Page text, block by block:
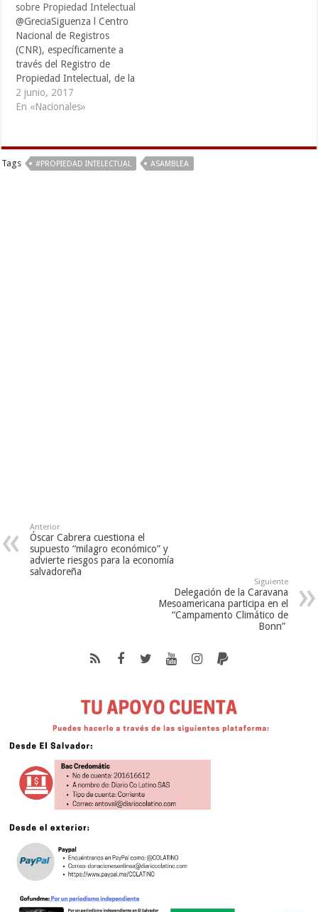
sobre Propiedad Intelectual
@GreciaSiguenza l Centro
Nacional de Registros
(CNR), específicamente a
través del Registro de
Propiedad Intelectual, de la
mano de la Secretaría
Ejecutiva del Sistema de
llevó a cabo un taller donde
se habló de la importancia
2 junio, 2017
En «Nacionales»
Tags #PROPIEDAD INTELECTUAL ASAMBLEA
Anterior
Óscar Cabrera cuestiona el
supuesto “milagro económico” y
advierte riesgos para la economía
salvadoreña
Siguiente
Delegación de la Caravana
Mesoamericana participa en el
“Campamento Climático de
Bonn”